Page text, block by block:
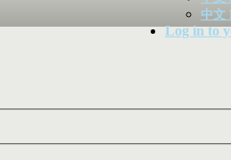
中文
Log in to